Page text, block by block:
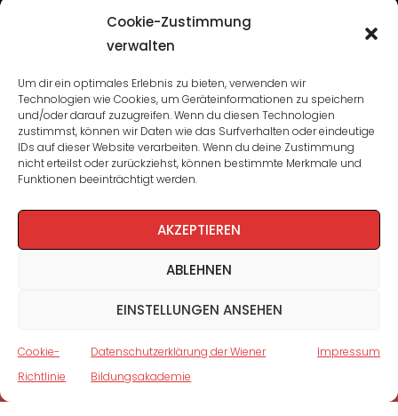
Cookie-Zustimmung
verwalten
Um dir ein optimales Erlebnis zu bieten, verwenden wir
Technologien wie Cookies, um Geräteinformationen zu speichern
und/oder darauf zuzugreifen. Wenn du diesen Technologien
zustimmst, können wir Daten wie das Surfverhalten oder eindeutige
IDs auf dieser Website verarbeiten. Wenn du deine Zustimmung
nicht erteilst oder zurückziehst, können bestimmte Merkmale und
Funktionen beeinträchtigt werden.
AKZEPTIEREN
ABLEHNEN
EINSTELLUNGEN ANSEHEN
Cookie-
Richtlinie
Datenschutzerklärung der Wiener
Bildungsakademie
Impressum
Seminare und Veranstaltungen
Lehrgänge
WBA: Direktion und Team
Impressum/Datenschutz
Cookie-Richtlinie